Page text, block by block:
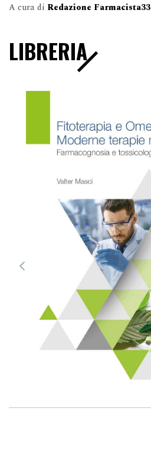
A cura di Redazione Farmacista33
LIBRERIA